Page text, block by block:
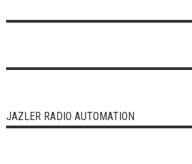
JAZLER RADIO AUTOMATION